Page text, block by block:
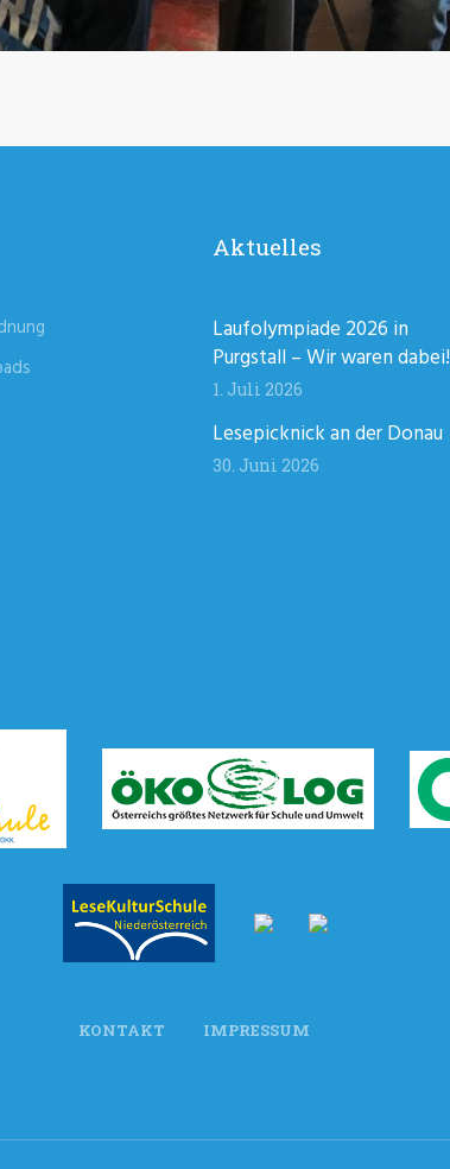
Aktuelles
Laufolympiade 2026 in
Purgstall – Wir waren dabei!
1. Juli 2026
Lesepicknick an der Donau
30. Juni 2026
KONTAKT IMPRESSUM